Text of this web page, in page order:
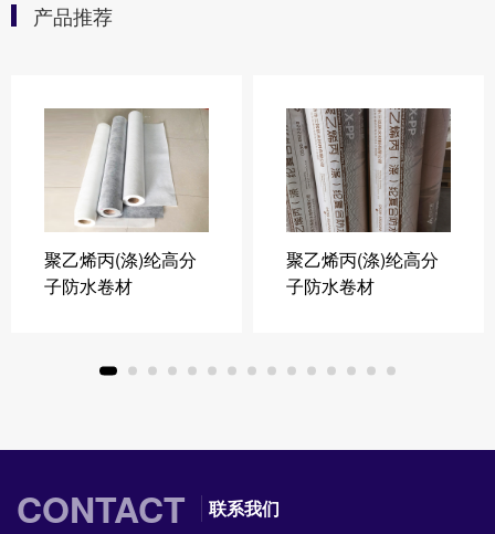
产品推荐
聚乙烯丙(涤)纶高分
子防水卷材
聚乙烯丙(涤)纶高分
子防水卷材
CONTACT 联系我们